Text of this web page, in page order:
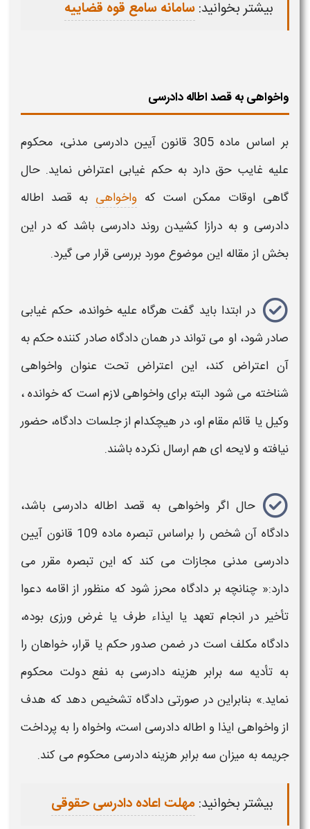
بیشتر بخوانید:سامانه سامع قوه قضاییه
واخواهی به قصد اطاله دادرسی
بر اساس ماده 305 قانون آیین دادرسی مدنی، محکوم
علیه غایب حق دارد به حکم غیابی اعتراض نماید. حال
گاهی اوقات ممکن است که واخواهی به قصد اطاله
دادرسی و به درازا کشیدن روند دادرسی باشد که در این
بخش از مقاله این موضوع مورد بررسی قرار می گیرد.
در ابتدا باید گفت هرگاه علیه خوانده، حکم غیابی
صادر شود، او می تواند در همان دادگاه صادر کننده حکم به
آن اعتراض کند، این اعتراض تحت عنوان واخواهی
شناخته می شود البته برای واخواهی لازم است که خوانده ،
وکیل یا قائم مقام او، در هیچکدام از جلسات دادگاه، حضور
نیافته و لایحه ای هم ارسال نکرده باشند.
حال اگر واخواهی به قصد اطاله دادرسی باشد،
دادگاه آن شخص را براساس تبصره ماده 109 قانون آیین
دادرسی مدنی مجازات می کند که این تبصره مقرر می
دارد:« چنانچه بر دادگاه محرز شود که منظور از اقامه دعوا
تأخیر در انجام تعهد یا ایذاء طرف یا غرض ورزی بوده،
دادگاه مکلف است در ضمن صدور حکم یا قرار، خواهان را
به تأدیه سه برابر هزینه دادرسی به نفع دولت محکوم
نماید.» بنابراین در صورتی دادگاه تشخیص دهد که هدف
از واخواهی ایذا و اطاله دادرسی است، واخواه را به پرداخت
جریمه به میزان سه برابر هزینه دادرسی محکوم می کند.
بیشتر بخوانید:مهلت اعاده دادرسی حقوقی